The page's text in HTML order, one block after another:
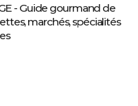
- Guide gourmand de
marchés, spécialités